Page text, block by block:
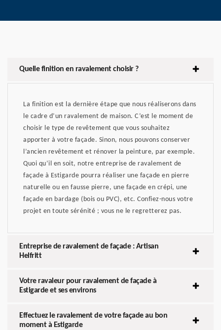
Quelle finition en ravalement choisir ?
La finition est la dernière étape que nous réaliserons dans
le cadre d’un ravalement de maison. C’est le moment de
choisir le type de revêtement que vous souhaitez
apporter à votre façade. Sinon, nous pouvons conserver
l’ancien revêtement et rénover la peinture, par exemple.
Quoi qu’il en soit, notre entreprise de ravalement de
façade à Estigarde pourra réaliser une façade en pierre
naturelle ou en fausse pierre, une façade en crépi, une
façade en bardage (bois ou PVC), etc. Confiez-nous votre
projet en toute sérénité ; vous ne le regretterez pas.
Entreprise de ravalement de façade : Artisan
Helfritt
Votre ravaleur pour ravalement de façade à
Estigarde et ses environs
Effectuez le ravalement de votre façade au bon
moment à Estigarde